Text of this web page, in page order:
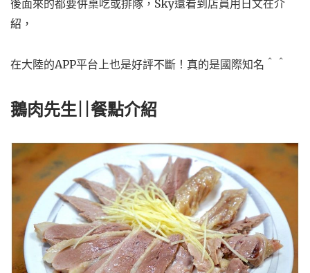
後面來的都要併桌吃或排隊，Sky還看到店員用日文在介
紹，
在大陸的APP平台上也是好評不斷！真的是國際知名＾＾
鵝肉先生||餐點介紹